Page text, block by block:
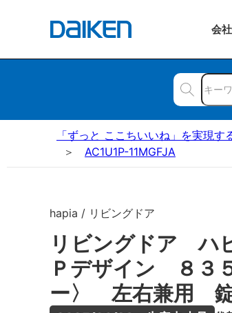
会社
「ずっと ここちいいね」を実現
AC1U1P-11MGFJA
hapia / リビングドア
リビングドア
Ｐデザイン ８３
ー〉 左右兼用